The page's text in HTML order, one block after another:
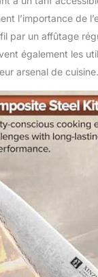
de coupe
degrés de
de sorte
obtient
durable.
excellente
vous
facilement
viande et
arêtes
peuvent
【Poursuite
l’importance de
par un affûtage
également les
arsenal de cuisine.